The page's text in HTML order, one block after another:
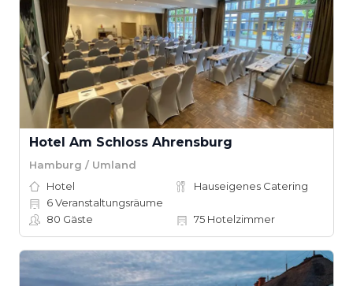
Hotel Am Schloss Ahrensburg
Hamburg / Umland
Hotel
Hauseigenes Catering
6Veranstaltungsräume
80 Gäste 75 Hotelzimmer